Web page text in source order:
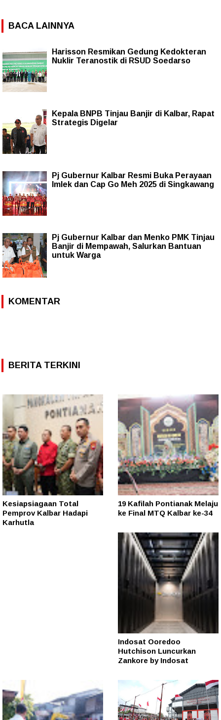
BACA LAINNYA
Harisson Resmikan Gedung Kedokteran
Nuklir Teranostik di RSUD Soedarso
Kepala BNPB Tinjau Banjir di Kalbar, Rapat
Strategis Digelar
Pj Gubernur Kalbar Resmi Buka Perayaan
Imlek dan Cap Go Meh 2025 di Singkawang
Pj Gubernur Kalbar dan Menko PMK Tinjau
Banjir di Mempawah, Salurkan Bantuan
untuk Warga
KOMENTAR
BERITA TERKINI
Kesiapsiagaan Total
Pemprov Kalbar Hadapi
Karhutla
19 Kafilah Pontianak Melaju
ke Final MTQ Kalbar ke-34
Indosat Ooredoo
Hutchison Luncurkan
Zankore by Indosat